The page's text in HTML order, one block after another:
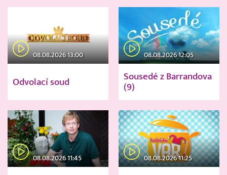
08.08.2026 13:00
Odvolací soud
08.08.2026 12:05
Sousedé z Barrandova
(9)
08.08.2026 11:45 08.08.2026 11:25